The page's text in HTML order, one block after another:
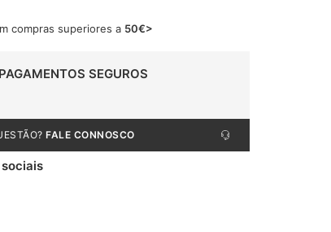
compras superiores a 50€>
PAGAMENTOS SEGUROS
FALE CONNOSCO